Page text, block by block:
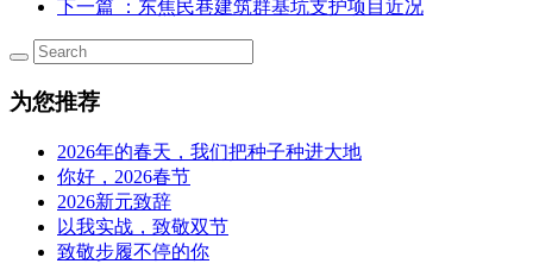
下一篇
：东焦民巷建筑群基坑支护项目近况
为您推荐
2026年的春天，我们把种子种进大地
你好，2026春节
2026新元致辞
以我实战，致敬双节
致敬步履不停的你